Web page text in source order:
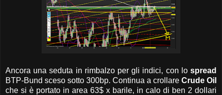
Ancora una seduta in rimbalzo per gli indici, con lo spread
BTP-Bund sceso sotto 300bp. Continua a crollare Crude Oil
che si è portato in area 63$ x barile, in calo di ben 2 dollari